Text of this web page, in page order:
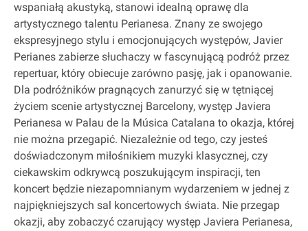
wspaniałą akustyką, stanowi idealną oprawę dla
artystycznego talentu Perianesa. Znany ze swojego
ekspresyjnego stylu i emocjonujących występów, Javier
Perianes zabierze słuchaczy w fascynującą podróż przez
repertuar, który obiecuje zarówno pasję, jak i opanowanie.
Dla podróżników pragnących zanurzyć się w tętniącej
życiem scenie artystycznej Barcelony, występ Javiera
Perianesa w Palau de la Música Catalana to okazja, której
nie można przegapić. Niezależnie od tego, czy jesteś
doświadczonym miłośnikiem muzyki klasycznej, czy
ciekawskim odkrywcą poszukującym inspiracji, ten
koncert będzie niezapomnianym wydarzeniem w jednej z
najpiękniejszych sal koncertowych świata. Nie przegap
okazji, aby zobaczyć czarujący występ Javiera Perianesa,